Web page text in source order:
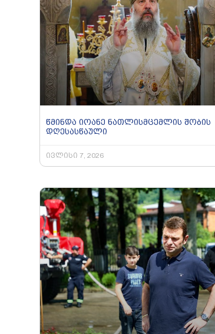
წმინდა იოანე ნათლისმცემლის შობის
დღესასწაული
ივლისი 7, 2026